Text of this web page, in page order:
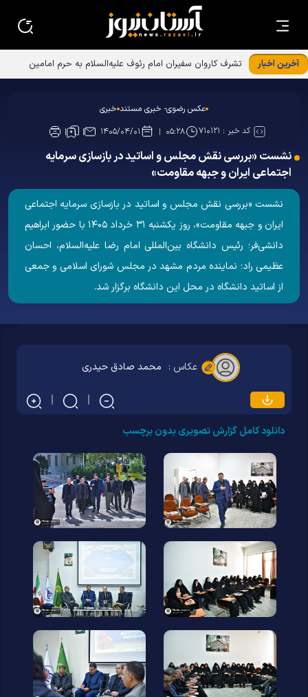
آخرین اخبار
تشرف کاروان سفیران امام رئوف علیه‌السلام به حرم امامین
عسکریین علیهماالسلام
عکس رضوی- خبری مستند خبری
کد خبر : ۷۱۰۱۲۱ ۰۵:۲۸ ۱۴۰۵/۰۴/۰۱
نشست «بررسی نقش مجلس و اساتید در بازسازی سرمایه
اجتماعی ایران و جبهه مقاومت»
نشست «بررسی نقش مجلس و اساتید در بازسازی سرمایه اجتماعی
ایران و جبهه مقاومت»، روز یکشنبه ۳۱ خرداد ۱۴۰۵ با حضور ابراهیم
دانشی‌فر؛ رئیس دانشگاه بین‌المللی امام رضا علیه‌السلام، احسان
عظیمی راد؛ نماینده مردم مشهد در مجلس شورای اسلامی و جمعی
از اساتید دانشگاه در محل این دانشگاه برگزار شد.
عکاس : محمد صادق حیدری
دانلود کامل گزارش تصویری بدون برچسب